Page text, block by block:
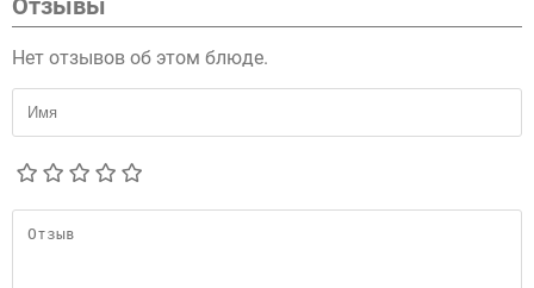
Нет отзывов об этом блюде.